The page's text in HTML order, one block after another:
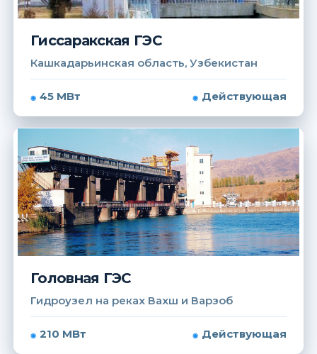
Гиссаракская ГЭС
Кашкадарьинская область, Узбекистан
45 МВт Действующая
Головная ГЭС
Гидроузел на реках Вахш и Варзоб
210 МВт Действующая